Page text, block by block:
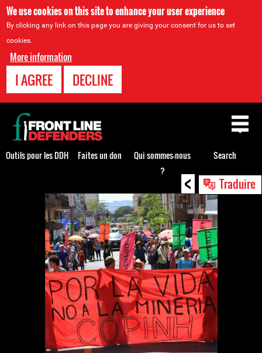
We use cookies on this site to enhance your user experience
By clicking any link on this page you are giving your consent for us to set
cookies.
More information
I AGREE DECLINE
< Traduire
Back
to
top
Outils pour les DDH Faites un don
Qui sommes-nous
?
Search